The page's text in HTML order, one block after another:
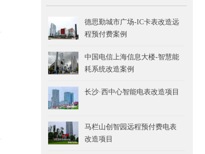
德思勤城市广场-IC卡表改造远
程预付费案例
中国电信上海信息大楼-智慧能
耗系统改造案例
长沙·西中心智能电表改造项目
马栏山创智园远程预付费电表
改造项目